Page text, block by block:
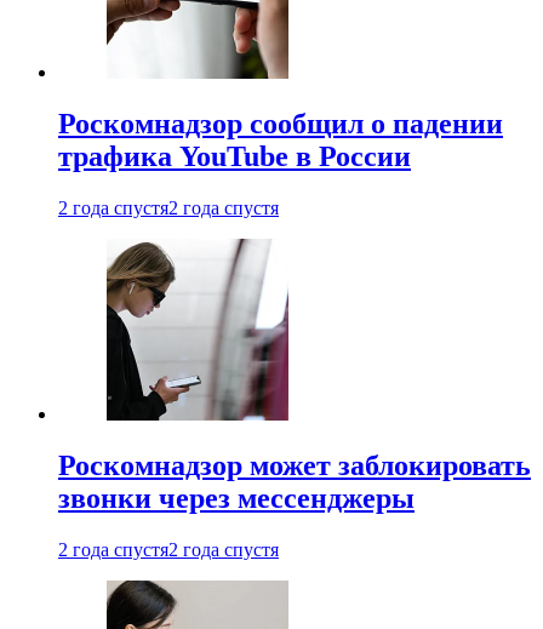
Роскомнадзор сообщил о падении
трафика YouTube в России
2 года спустя2 года спустя
Роскомнадзор может заблокировать
звонки через мессенджеры
2 года спустя2 года спустя